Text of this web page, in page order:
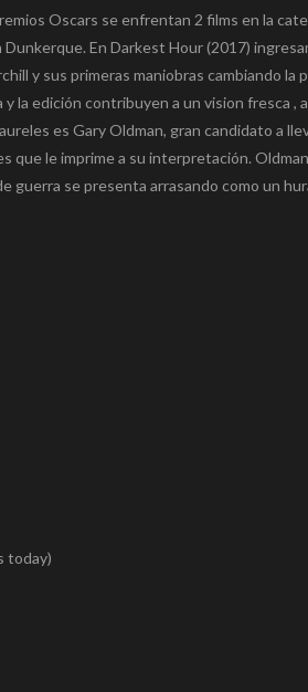
Oscars se enfrentan 2 films en la
En Darkest Hour (2017)
y sus primeras maniobras cambiando
la edición contribuyen a un vision fresca
es Gary Oldman, gran candidato a
que le imprime a su interpretación.
guerra se presenta arrasando como un
today)